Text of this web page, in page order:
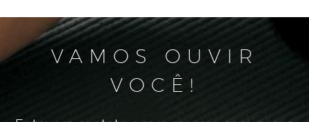
VAMOS OUVIR
VOCÊ!